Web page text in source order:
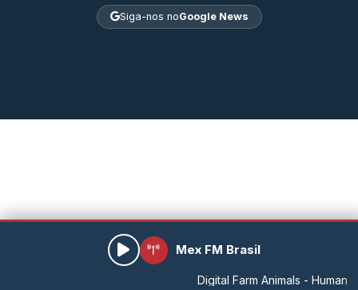
Siga-nos noGoogle News
Mex FM Brasil
Digital Farm Animals - Human